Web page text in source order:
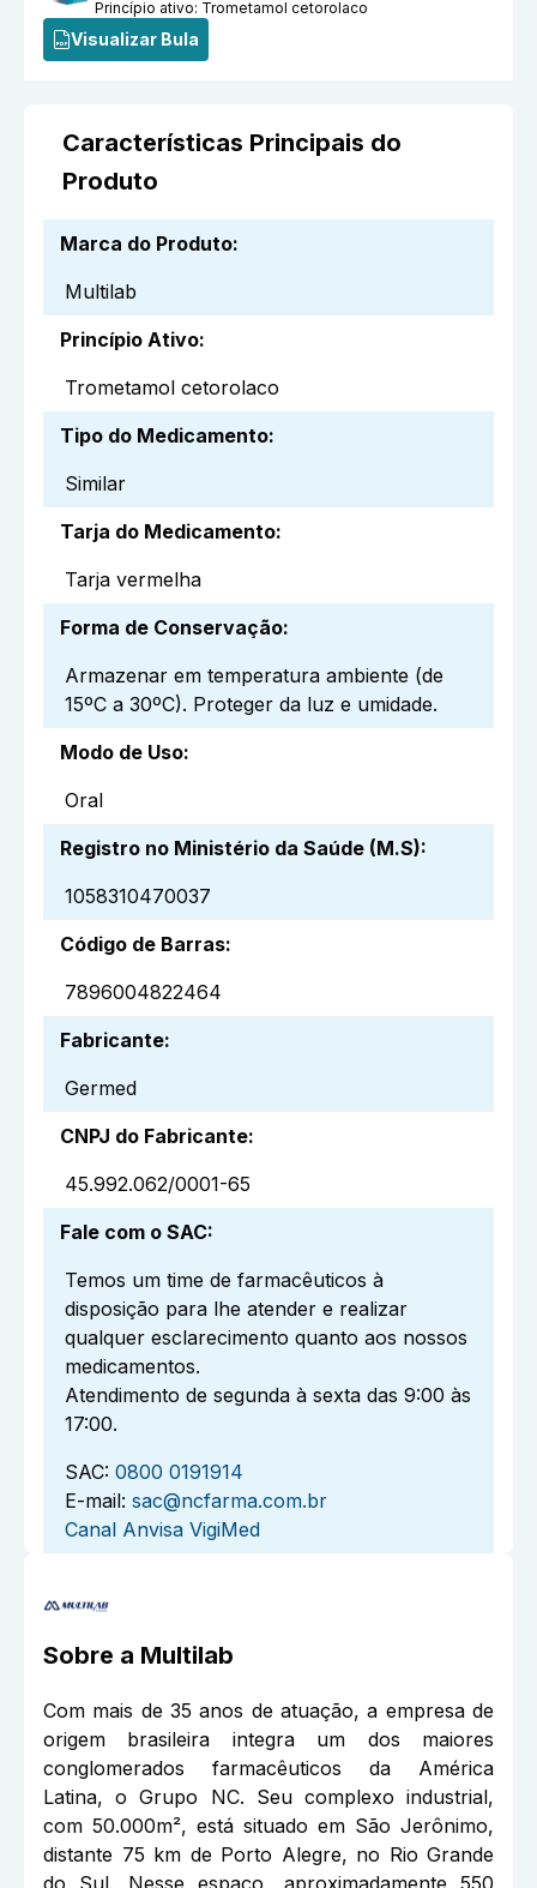
Princípio ativo: Trometamol cetorolaco
Visualizar Bula
Características Principais do
Produto
Marca do Produto:
Multilab
Princípio Ativo:
Trometamol cetorolaco
Tipo do Medicamento:
Similar
Tarja do Medicamento:
Tarja vermelha
Forma de Conservação:
Armazenar em temperatura ambiente (de
15ºC a 30ºC). Proteger da luz e umidade.
Modo de Uso:
Oral
Registro no Ministério da Saúde (M.S):
1058310470037
Código de Barras:
7896004822464
Fabricante:
Germed
CNPJ do Fabricante:
45.992.062/0001-65
Fale com o SAC:
Temos um time de farmacêuticos à
disposição para lhe atender e realizar
qualquer esclarecimento quanto aos nossos
medicamentos.
Atendimento de segunda à sexta das 9:00 às
17:00.
SAC: 0800 0191914
E-mail: sac@ncfarma.com.br
Canal Anvisa VigiMed
Sobre a Multilab
Com mais de 35 anos de atuação, a empresa de
origem brasileira integra um dos maiores
conglomerados farmacêuticos da América
Latina, o Grupo NC. Seu complexo industrial,
com 50.000m², está situado em São Jerônimo,
distante 75 km de Porto Alegre, no Rio Grande